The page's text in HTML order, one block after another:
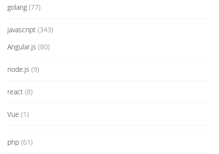
golang (77)
javascript (343)
Angular.js (80)
node.js (9)
react (8)
Vue (1)
php (61)